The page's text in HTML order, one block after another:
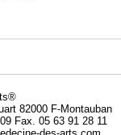
82000 F-Montauban
Fax. 05 63 91 28 11